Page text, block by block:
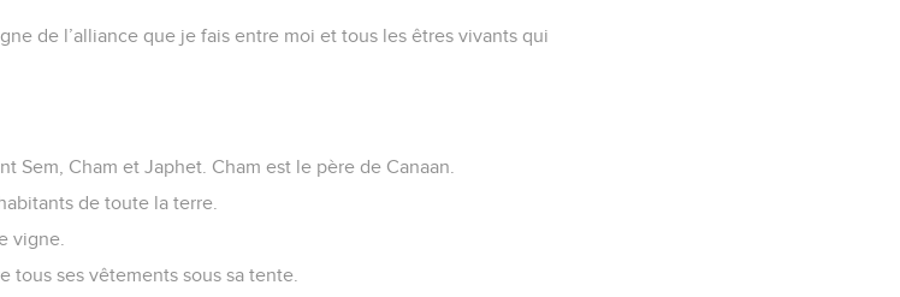
de l’alliance que je fais entre moi et tous les êtres vivants qui
Sem, Cham et Japhet. Cham est le père de Canaan.
de toute la terre.
vigne.
ses vêtements sous sa tente.